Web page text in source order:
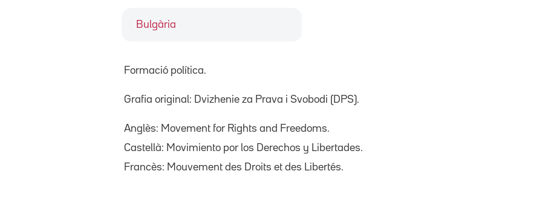
Bulgària
Formació política.
Grafia original: Dvizhenie za Prava i Svobodi (DPS).
Anglès: Movement for Rights and Freedoms.
Castellà: Movimiento por los Derechos y Libertades.
Francès: Mouvement des Droits et des Libertés.